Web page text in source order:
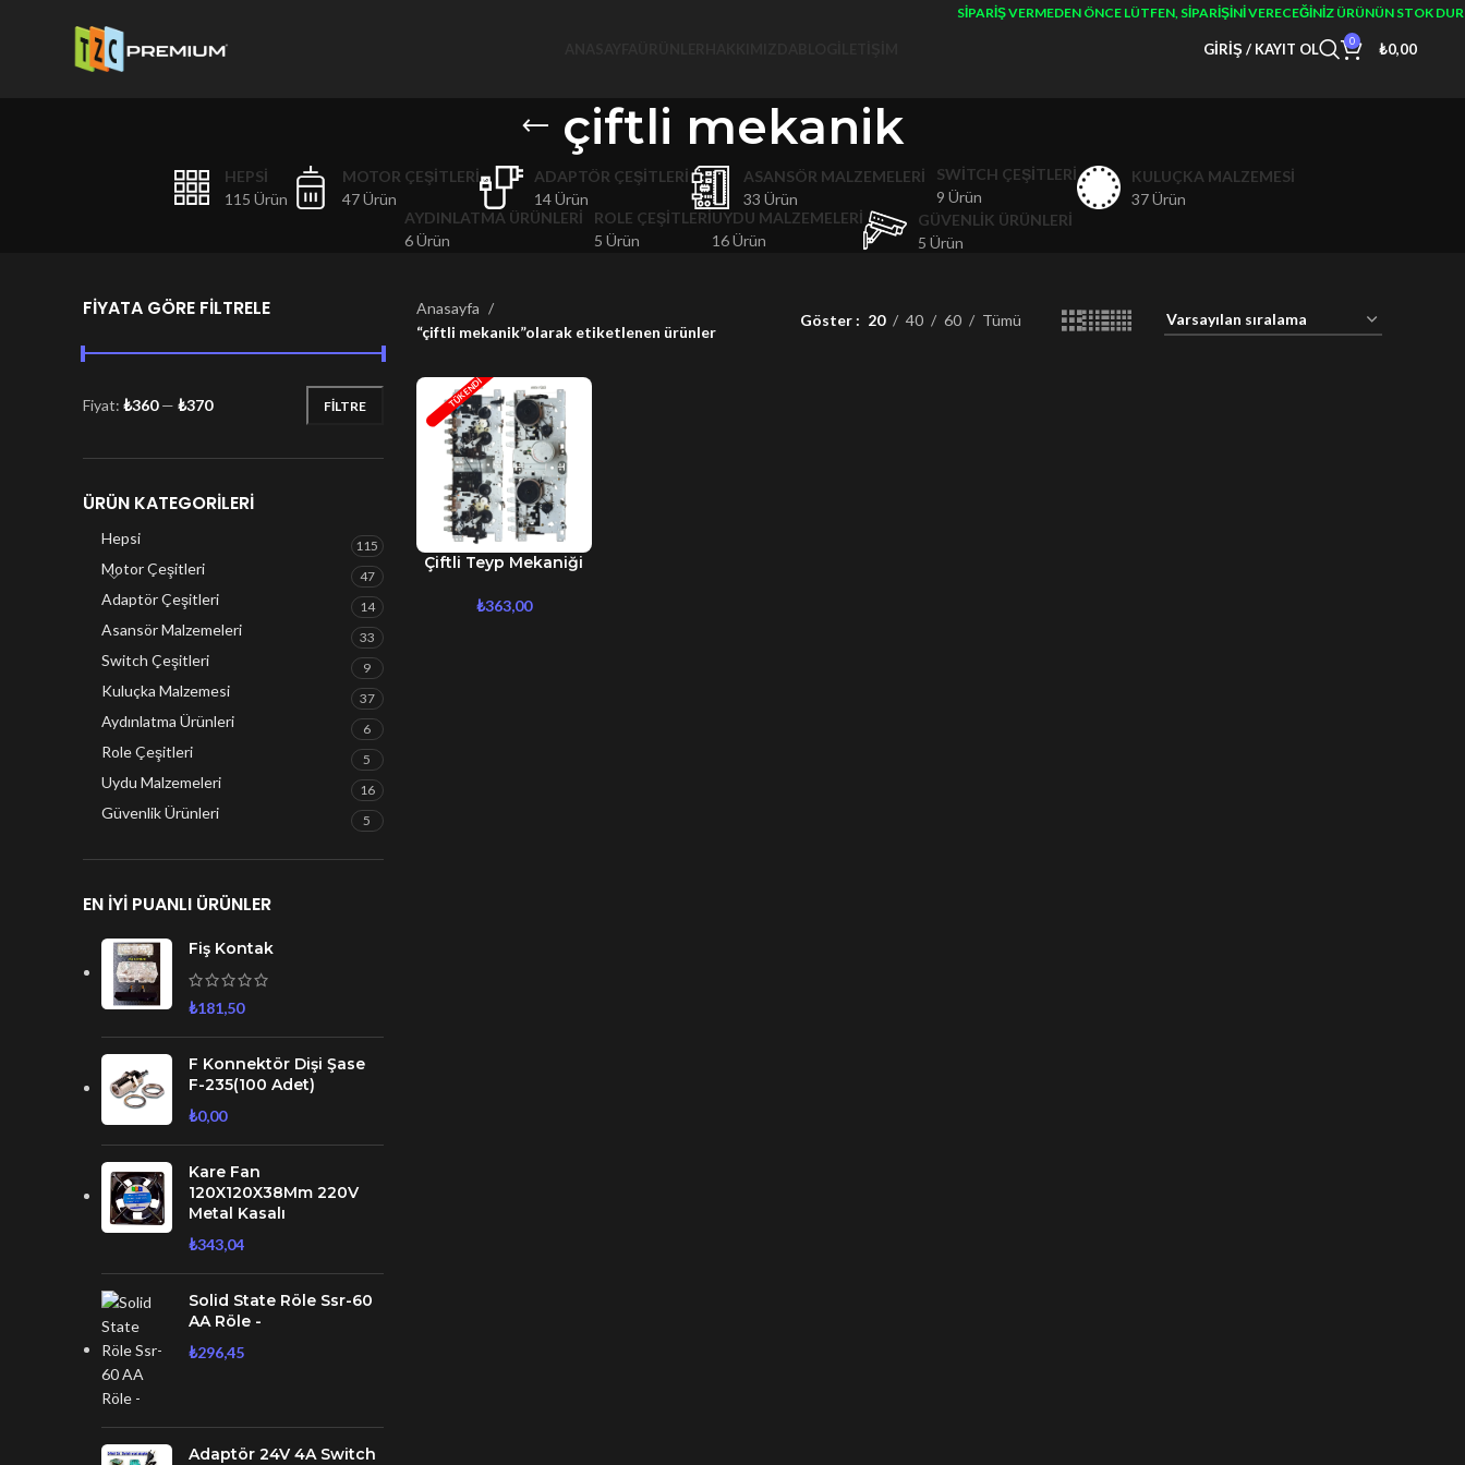
SIPARIŞ VERMEDEN ÖNCE LÜTFEN, SIPARIŞINI VERECEĞINIZ ÜRÜNÜN STOK
GIRIŞ / KAYIT OL 0 ₺0,00
çiftli mekanik
HEPSI
115 Ürün
MOTOR ÇEŞITLERI
47 Ürün
ADAPTÖR ÇEŞITLERI
14 Ürün
ASANSÖR MALZEMELERI
33 Ürün
SWITCH ÇEŞITLERI
9 Ürün
KULUÇKA MALZEMESI
37 Ürün
AYDINLATMA ÜRÜNLERI
6 Ürün
ROLE ÇEŞITLERI
5 Ürün
UYDU MALZEMELERI
16 Ürün
GÜVENLIK ÜRÜNLERI
5 Ürün
FIYATA GÖRE FILTRELE
FILTRE
Fiyat: ₺360— ₺370
ÜRÜN KATEGORILERI
Hepsi 115
Motor Çeşitleri 47
Adaptör Çeşitleri 14
Asansör Malzemeleri 33
Switch Çeşitleri 9
Kuluçka Malzemesi 37
Aydınlatma Ürünleri 6
Role Çeşitleri 5
Uydu Malzemeleri 16
Güvenlik Ürünleri 5
EN IYI PUANLI ÜRÜNLER
Fiş Kontak
₺181,50
F Konnektör Dişi Şase
F-235(100 Adet)
₺0,00
Kare Fan
120X120X38Mm 220V
Metal Kasalı
₺343,04
Solid State Röle Ssr-60
AA Röle -
₺296,45
Adaptör 24V 4A Switch
Anasayfa
“çiftli mekanik”olarak etiketlenen ürünler
Göster 20 40 60 Tümü
TÜKENDI
DAHA FAZLA OKU
Çiftli Teyp Mekaniği
₺363,00